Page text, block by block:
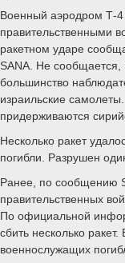
Военный аэродром Т-4
правительственными
ракетном ударе
SANA. Не сообщается,
большинство
израильские
придерживаются
Несколько ракет
погибли. Разрушен
Ранее, по сообщению
правительственных
По официальной
сбить несколько
военнослужащих